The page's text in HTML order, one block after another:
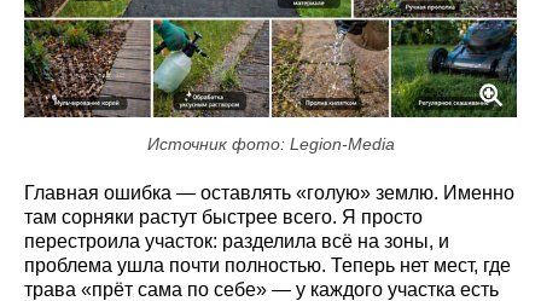
Источник фото: Legion-Media
Главная ошибка — оставлять «голую» землю. Именно
там сорняки растут быстрее всего. Я просто
перестроила участок: разделила всё на зоны, и
проблема ушла почти полностью. Теперь нет мест, где
трава «прёт сама по себе» — у каждого участка есть